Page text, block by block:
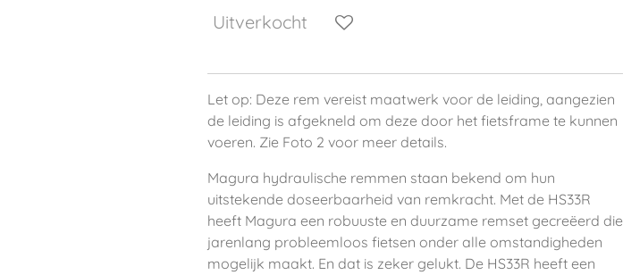
Uitverkocht
Let op: Deze rem vereist maatwerk voor de leiding, aangezien
de leiding is afgekneld om deze door het fietsframe te kunnen
voeren. Zie Foto 2 voor meer details.
Magura hydraulische remmen staan bekend om hun
uitstekende doseerbaarheid van remkracht. Met de HS33R
heeft Magura een robuuste en duurzame remset gecreëerd die
jarenlang probleemloos fietsen onder alle omstandigheden
mogelijk maakt. En dat is zeker gelukt. De HS33R heeft een